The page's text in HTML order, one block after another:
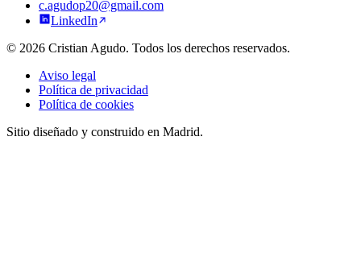
c.agudop20@gmail.com
LinkedIn
© 2026 Cristian Agudo. Todos los derechos reservados.
Aviso legal
Política de privacidad
Política de cookies
Sitio diseñado y construido en Madrid.